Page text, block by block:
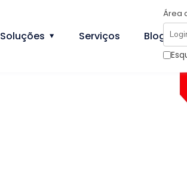
Soluções Serviços Blog
Área